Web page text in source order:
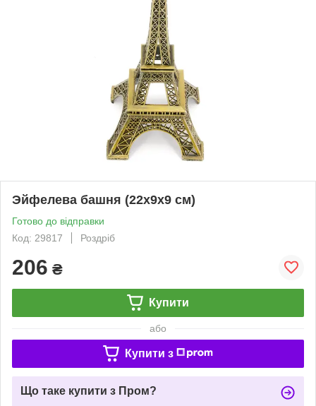
Эйфелева башня (22х9х9 см)
Готово до відправки
Код: 29817
Роздріб
206 ₴
Купити
або
Купити з
Що таке купити з Пром?